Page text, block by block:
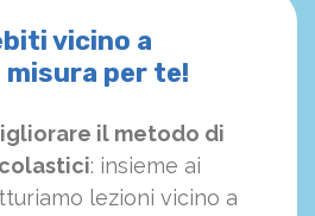
vicino a
per te!
il metodo di
: insieme ai
lezioni vicino a